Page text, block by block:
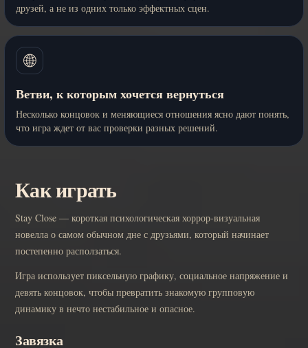
друзей, а не из одних только эффектных сцен.
🌐
Ветви, к которым хочется вернуться
Несколько концовок и меняющиеся отношения ясно дают понять,
что игра ждет от вас проверки разных решений.
Как играть
Stay Close — короткая психологическая хоррор-визуальная
новелла о самом обычном дне с друзьями, который начинает
постепенно расползаться.
Игра использует пиксельную графику, социальное напряжение и
девять концовок, чтобы превратить знакомую групповую
динамику в нечто нестабильное и опасное.
Завязка